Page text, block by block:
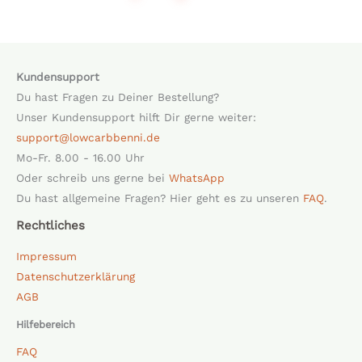
Kundensupport
Du hast Fragen zu Deiner Bestellung?
Unser Kundensupport hilft Dir gerne weiter:
support@lowcarbbenni.de
Mo-Fr. 8.00 - 16.00 Uhr
Oder schreib uns gerne bei WhatsApp
Du hast allgemeine Fragen? Hier geht es zu unseren FAQ.
Rechtliches
Impressum
Datenschutzerklärung
AGB
Hilfebereich
FAQ